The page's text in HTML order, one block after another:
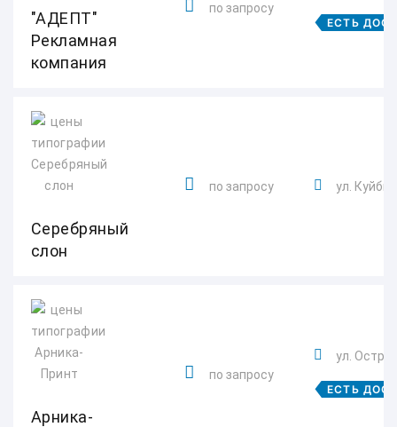
"АДЕПТ"
Рекламная
компания
по запросу
ЕСТЬ
Серебряный
слон
по запросу ул.
Арника-
по запросу
ул.
ЕСТЬ